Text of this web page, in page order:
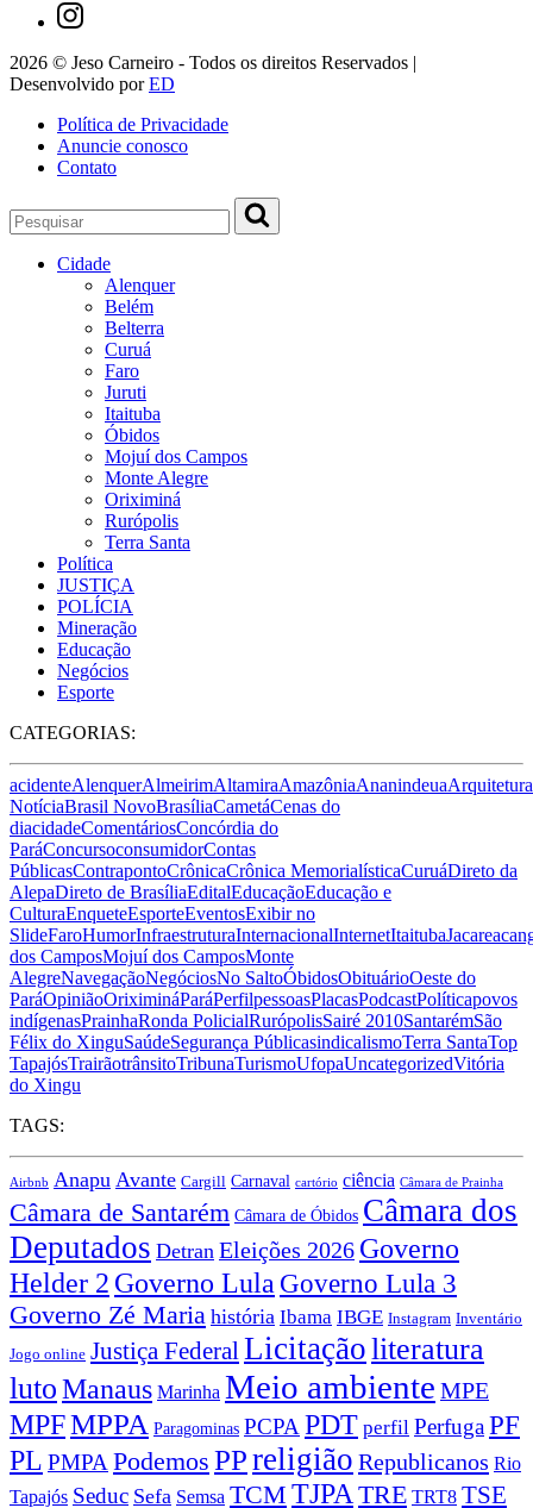
2026 © Jeso Carneiro - Todos os direitos Reservados |
Desenvolvido porED
Política de Privacidade
Anuncie conosco
Contato
Cidade
Alenquer
Belém
Belterra
Curuá
Faro
Juruti
Itaituba
Óbidos
Mojuí dos Campos
Monte Alegre
Oriximiná
Rurópolis
Terra Santa
Política
JUSTIÇA
POLÍCIA
Mineração
Educação
Negócios
Esporte
CATEGORIAS:
acidenteAlenquerAlmeirimAltamiraAmazôniaAnanindeuaArquitetura
NotíciaBrasil NovoBrasíliaCametáCenas do
diacidadeComentáriosConcórdia do
ParáConcursoconsumidorContas
PúblicasContrapontoCrônicaCrônica MemorialísticaCuruáDireto da
AlepaDireto de BrasíliaEditalEducaçãoEducação e
CulturaEnqueteEsporteEventosExibir no
SlideFaroHumorInfraestruturaInternacionalInternetItaituba
dos CamposMojuí dos CamposMonte
AlegreNavegaçãoNegóciosNo SaltoÓbidosObituárioOeste do
ParáOpiniãoOriximináParáPerfilpessoasPlacasPodcastPolíticapovos
indígenasPrainhaRonda PolicialRurópolisSairé 2010SantarémSão
Félix do XinguSaúdeSegurança PúblicasindicalismoTerra SantaTop
TapajósTrairãotrânsitoTribunaTurismoUfopaUncategorizedVitória
do Xingu
TAGS:
Airbnb Anapu Avante Cargill Carnaval cartório ciência Câmara de Prainha
Câmara de Santarém Câmara de Óbidos Câmara dos
Deputados Detran Eleições 2026 Governo
Helder 2 Governo Lula Governo Lula 3
Governo Zé Maria história Ibama IBGE Instagram Inventário
Jogo online Justiça Federal Licitaçãoliteratura
lutoManaus Marinha Meio ambiente MPE
MPFMPPA Paragominas PCPA PDT perfil PerfugaPF
PL PMPA Podemos PPreligião Republicanos Rio
Tapajós Seduc Sefa Semsa TCM TJPA TRE TRT8 TSE